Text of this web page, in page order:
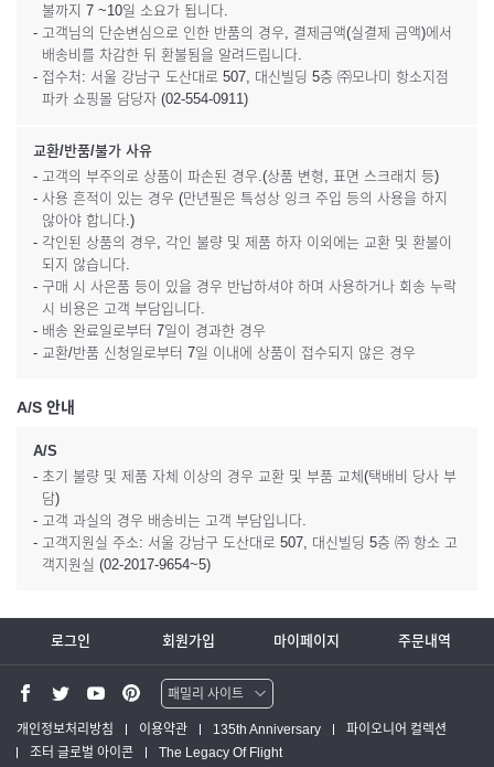
불까지 7 ~10일 소요가 됩니다.
- 고객님의 단순변심으로 인한 반품의 경우, 결제금액(실결제 금액)에서
배송비를 차감한 뒤 환불됨을 알려드립니다.
- 접수처: 서울 강남구 도산대로 507, 대신빌딩 5층 ㈜모나미 항소지점
파카 쇼핑몰 담당자 (02-554-0911)
교환/반품/불가 사유
- 고객의 부주의로 상품이 파손된 경우.(상품 변형, 표면 스크래치 등)
- 사용 흔적이 있는 경우 (만년필은 특성상 잉크 주입 등의 사용을 하지
않아야 합니다.)
- 각인된 상품의 경우, 각인 불량 및 제품 하자 이외에는 교환 및 환불이
되지 않습니다.
- 구매 시 사은품 등이 있을 경우 반납하셔야 하며 사용하거나 회송 누락
시 비용은 고객 부담입니다.
- 배송 완료일로부터 7일이 경과한 경우
- 교환/반품 신청일로부터 7일 이내에 상품이 접수되지 않은 경우
A/S 안내
A/S
- 초기 불량 및 제품 자체 이상의 경우 교환 및 부품 교체(택배비 당사 부
담)
- 고객 과실의 경우 배송비는 고객 부담입니다.
- 고객지원실 주소: 서울 강남구 도산대로 507, 대신빌딩 5층 ㈜ 항소 고
객지원실 (02-2017-9654~5)
로그인 회원가입 마이페이지 주문내역
패밀리 사이트
워터맨 쇼핑몰
파카 글로벌
개인정보처리방침 이용약관 135th Anniversary
파이오니어 컬렉션
조터 글로벌 아이콘
The Legacy Of Flight